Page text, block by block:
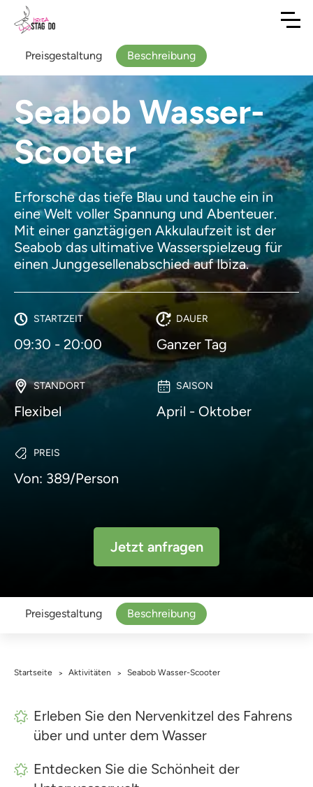
Seabob Wasser-
Scooter
Erforsche das tiefe Blau und tauche ein in
eine Welt voller Spannung und Abenteuer.
Mit einer ganztägigen Akkulaufzeit ist der
Seabob das ultimative Wasserspielzeug für
einen Junggesellenabschied auf Ibiza.
STARTZEIT
09:30 - 20:00
DAUER
Ganzer Tag
STANDORT
Flexibel
SAISON
April - Oktober
PREIS
Von: 389/Person
Jetzt anfragen
Preisgestaltung Beschreibung
Preisgestaltung Beschreibung
Startseite > Aktivitäten > Seabob Wasser-Scooter
Erleben Sie den Nervenkitzel des Fahrens
über und unter dem Wasser
Entdecken Sie die Schönheit der